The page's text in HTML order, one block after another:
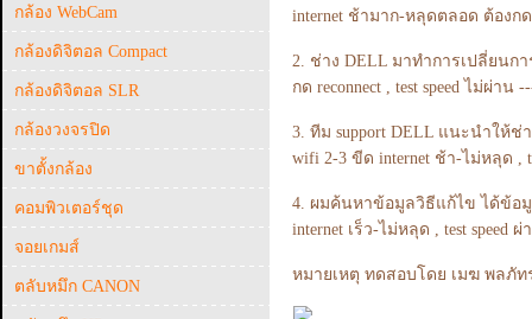
กล้อง WebCam
กล้องดิจิตอล Compact
กล้องดิจิตอล SLR
กล้องวงจรปิด
ขาตั้งกล้อง
คอมพิวเตอร์ชุด
จอยเกมส์
ตลับหมึก CANON
internet ช้ามาก-หลุดตลอด ต้องกด
2. ช่าง DELL มาทำการเปลี่ยนก
กด reconnect , test speed ไม่ผ่า
3. ทีม support DELL แนะนำให้
wifi 2-3 ขีด internet ช้า-ไม่หลุด ,
4. ผมค้นหาข้อมูลวิธีแก้ไข ได้ข้อมู
internet เร็ว-ไม่หลุด , test
หมายเหตุ ทดสอบโดย เมฆ พลภัทร